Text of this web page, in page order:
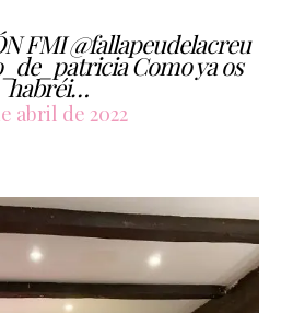
FMI @fallapeudelacreu
Como ya os
habréi…
abril de 2022